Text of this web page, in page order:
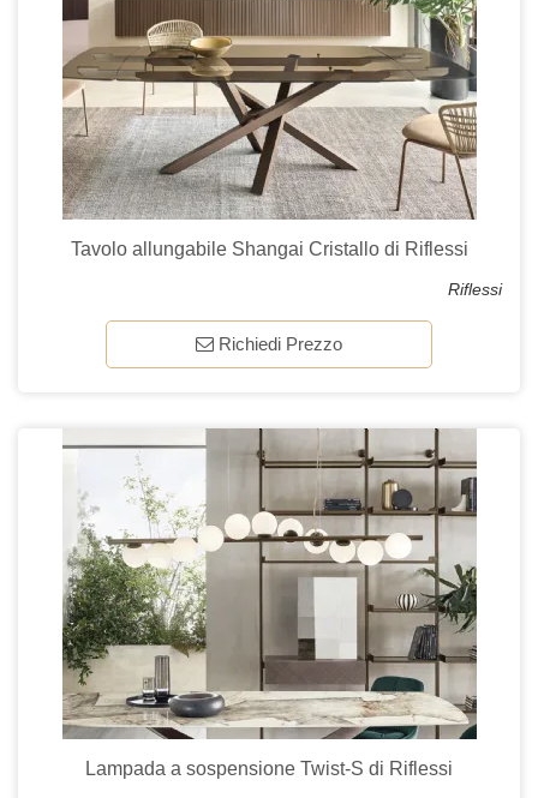
Tavolo allungabile Shangai Cristallo di Riflessi
Riflessi
Richiedi Prezzo
Lampada a sospensione Twist-S di Riflessi